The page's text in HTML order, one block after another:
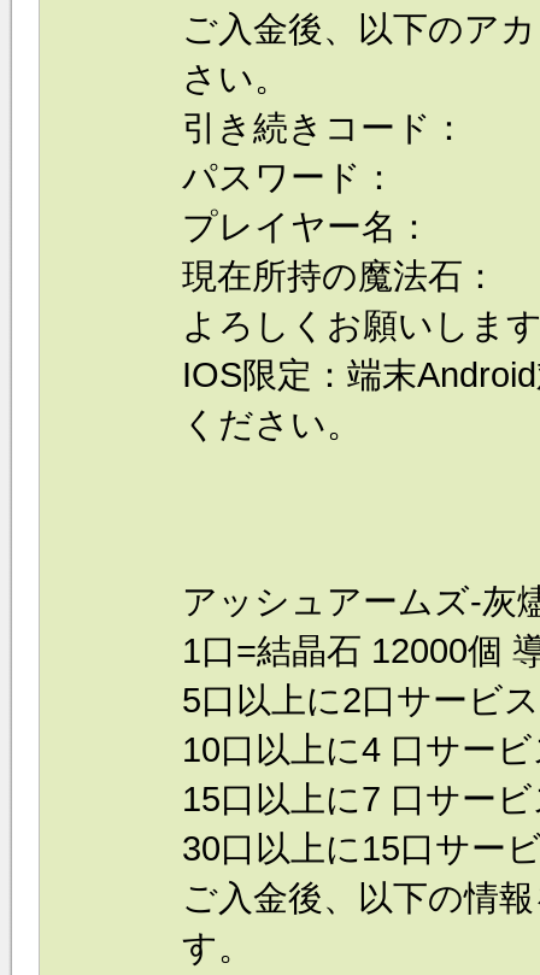
ご入金後、以下のア
さい。
引き続きコード：
パスワード：
プレイヤー名：
現在所持の魔法石：
よろしくお願いしま
IOS限定：端末
ください。
アッシュアームズ‐灰
1口=結晶石 12000個
5口以上に2口サー
10口以上に4 口サー
15口以上に7 口サー
30口以上に15口サー
ご入金後、以下の情
す。